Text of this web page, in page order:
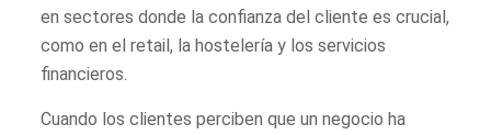
en sectores donde la confianza del cliente es crucial,
como en el retail, la hostelería y los servicios
financieros.
Cuando los clientes perciben que un negocio ha